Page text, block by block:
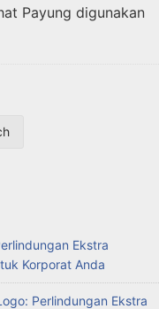
Payung digunakan
Ekstra
Korporat Anda
Perlindungan Ekstra